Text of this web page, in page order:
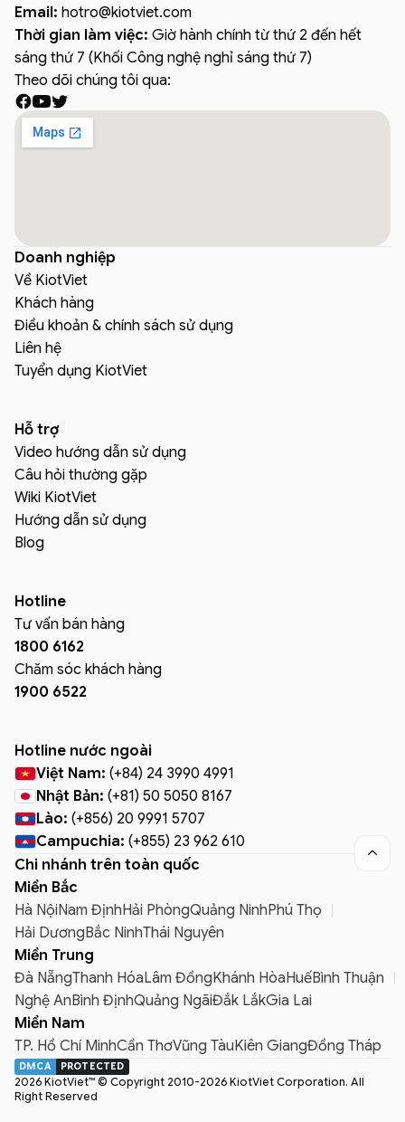
Email: hotro@kiotviet.com
Thời gian làm việc: Giờ hành chính từ thứ 2 đến hết
sáng thứ 7 (Khối Công nghệ nghỉ sáng thứ 7)
Theo dõi chúng tôi qua:
Doanh nghiệp
Về KiotViet
Khách hàng
Điều khoản & chính sách sử dụng
Liên hệ
Tuyển dụng KiotViet
Hỗ trợ
Video hướng dẫn sử dụng
Câu hỏi thường gặp
Wiki KiotViet
Hướng dẫn sử dụng
Blog
Hotline
Tư vấn bán hàng
1800 6162
Chăm sóc khách hàng
1900 6522
Hotline nước ngoài
Việt Nam: (+84) 24 3990 4991
Nhật Bản: (+81) 50 5050 8167
Lào: (+856) 20 9991 5707
Campuchia: (+855) 23 962 610

Chi nhánh trên toàn quốc
Miền Bắc
Hà NộiNam ĐịnhHải PhòngQuảng NinhPhú Thọ
Hải DươngBắc NinhThái Nguyên
Miền Trung
Đà NẵngThanh HóaLâm ĐồngKhánh HòaHuếBình Thuận
Nghệ AnBình ĐịnhQuảng NgãiĐắk LắkGia Lai
Miền Nam
TP. Hồ Chí MinhCần ThơVũng TàuKiên GiangĐồng Tháp
DMCA PROTECTED
2026 KiotViet™ © Copyright 2010-2026 KiotViet Corporation. All
Right Reserved